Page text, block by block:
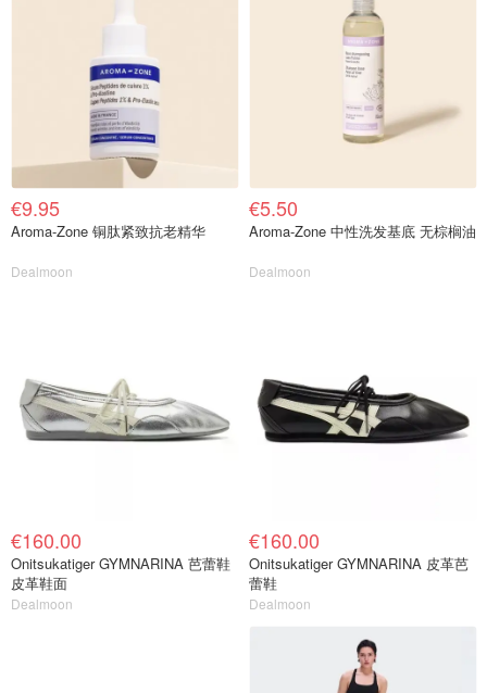
€9.95
Aroma-Zone 铜肽紧致抗老精华
Dealmoon
€5.50
Aroma-Zone 中性洗发基底 无棕榈油
Dealmoon
€160.00
Onitsukatiger GYMNARINA 芭蕾鞋
皮革鞋面
Dealmoon
€160.00
Onitsukatiger GYMNARINA 皮革芭
蕾鞋
Dealmoon